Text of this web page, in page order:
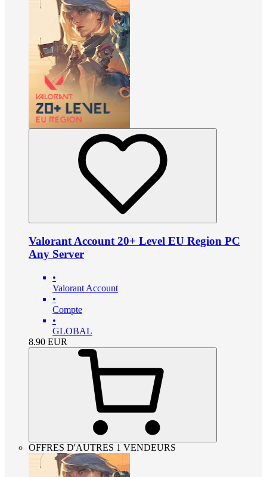
Valorant Account 20+ Level EU Region PC
Any Server
•
Valorant Account
•
Compte
•
GLOBAL
8.90 EUR
OFFRES D'AUTRES 1 VENDEURS